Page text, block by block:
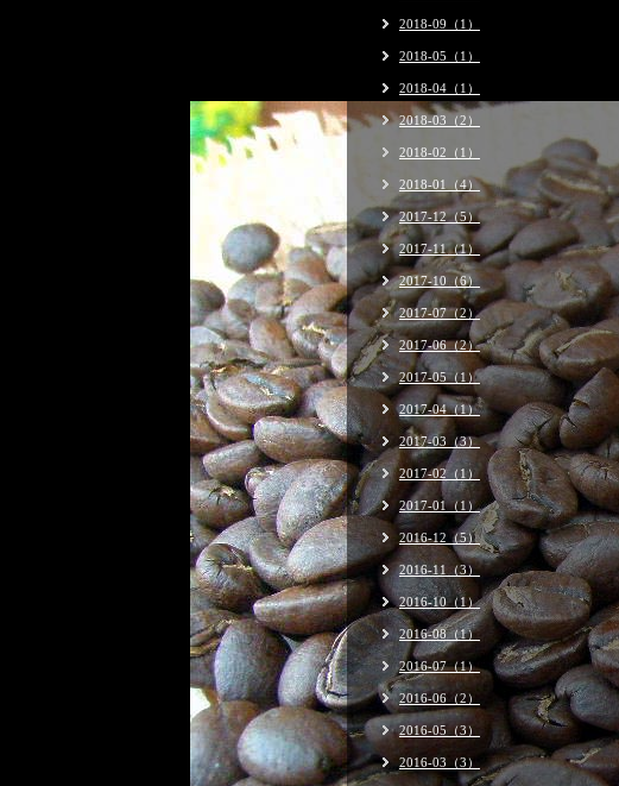
2018-09（1）
2018-05（1）
2018-04（1）
2018-03（2）
2018-02（1）
2018-01（4）
2017-12（5）
2017-11（1）
2017-10（6）
2017-07（2）
2017-06（2）
2017-05（1）
2017-04（1）
2017-03（3）
2017-02（1）
2017-01（1）
2016-12（5）
2016-11（3）
2016-10（1）
2016-08（1）
2016-07（1）
2016-06（2）
2016-05（3）
2016-03（3）